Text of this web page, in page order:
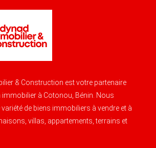
& Construction est votre partenaire
immobilier à Cotonou, Bénin. Nous
de biens immobiliers à vendre et à
villas, appartements, terrains et